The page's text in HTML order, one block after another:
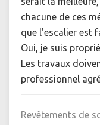
chacune de ces
que l'escalier est
Oui, je suis
Les travaux
professionnel
Revêtements de